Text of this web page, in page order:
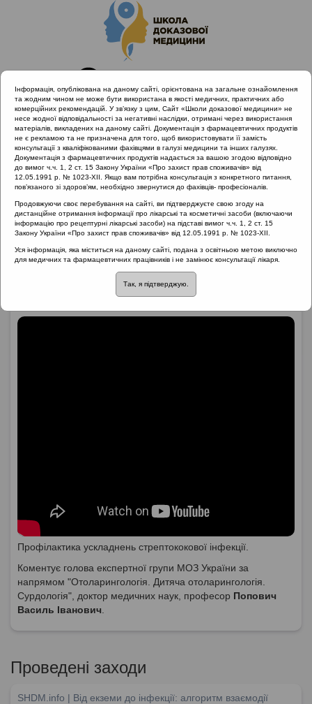
Головна
Матеріали за МКХ-11
01 Деякі інфекційні та паразитарні захворювання
Профілактика ускладнень стрептококової інфекції
Профілактика
ускладнень
стрептококової інфекції
Профілактика ускладнень стрептококової інфекції.
Коментує голова експертної групи МОЗ України за
напрямом "Отоларингологія. Дитяча отоларингологія.
Сурдологія", доктор медичних наук, професор Попович
Василь Іванович
Проведені заходи
SHDM.info | Від екземи до інфекції: алгоритм взаємодії
Інформація, опублікована на даному сайті, орієнтована на загальне ознайомлення
та жодним чином не може бути використана в якості медичних, практичних або
комерційних рекомендацій. У зв’язку з цим, Сайт «Школи доказової медицини» не
несе жодної відповідальності за негативні наслідки, отримані через використання
матеріалів, викладених на даному сайті. Документація з фармацевтичних продуктів
не є рекламою та не призначена для того, щоб використовувати її замість
консультації з кваліфікованими фахівцями в галузі медицини та інших галузях.
Документація з фармацевтичних продуктів надається за вашою згодою відповідно
до вимог ч.ч. 1, 2 ст. 15 Закону України «Про захист прав споживачів» від
12.05.1991 р. № 1023-XII. Якщо вам потрібна консультація з конкретного питання,
пов’язаного зі здоров’ям, необхідно звернутися до фахівців- професіоналів.
Продовжуючи своє перебування на сайті, ви підтверджуєте свою згоду на
дистанційне отримання інформації про лікарські та косметичні засоби (включаючи
інформацію про рецептурні лікарські засоби) на підставі вимог ч.ч. 1, 2 ст. 15
Закону України «Про захист прав споживачів» від 12.05.1991 р. № 1023-XII.
Уся інформація, яка міститься на даному сайті, подана з освітньою метою виключно
для медичних та фармацевтичних працівників і не замінює консультації лікаря.
Так, я підтверджую.